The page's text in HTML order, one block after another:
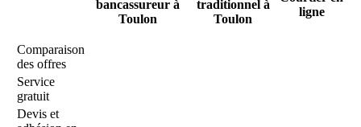
bancassureur à
Toulon
traditionnel à
Toulon
ligne
Comparaison
des offres
Service
gratuit
Devis et